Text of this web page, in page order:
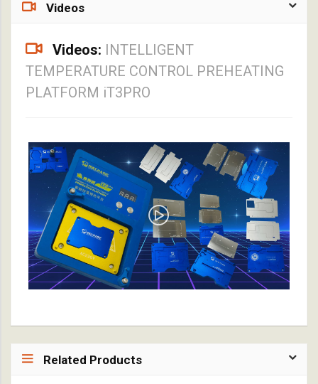
Videos
Videos: INTELLIGENT
TEMPERATURE CONTROL PREHEATING
PLATFORM iT3PRO
Related Products